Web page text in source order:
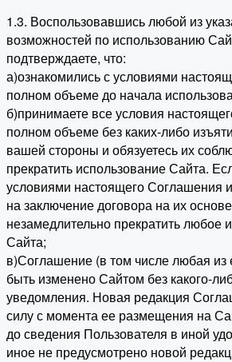
1.3. Воспользовавшись любой из
возможностей по использованию
подтверждаете, что:
а)ознакомились с условиями
полном объеме до начала
б)принимаете все условия
полном объеме без каких-либо
вашей стороны и обязуетесь их
прекратить использование Сайта.
условиями настоящего Соглашения
на заключение договора на их
незамедлительно прекратить любое
Сайта;
в)Соглашение (в том числе любая из
быть изменено Сайтом без какого-
уведомления. Новая редакция
силу с момента ее размещения на
до сведения Пользователя в иной
иное не предусмотрено новой